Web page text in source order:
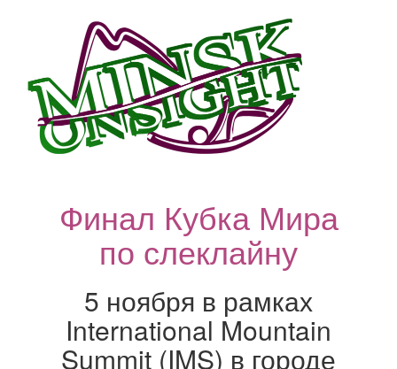
Финал Кубка Мира
по слеклайну
5 ноября в рамках
International Mountain
Summit (IMS) в городе